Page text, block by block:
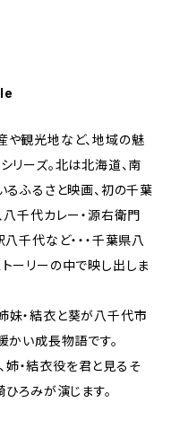
観光地など、地域の魅
リーズ。北は北海道、南
るふるさと映画、初の千葉
八千代カレー・源右衛門
千代など・・・千葉県八
ーリーの中で映し出しま
・結衣と葵が八千代市
かい成長物語です。
姉・結衣役を君と見るそ
ろみが演じます。